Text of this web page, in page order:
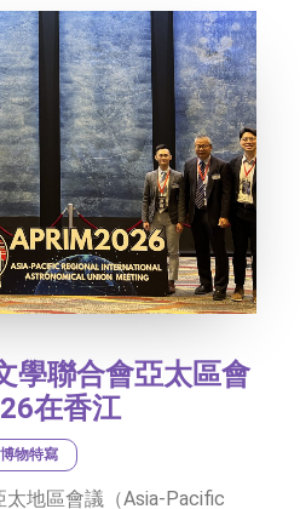
學聯合會亞太區會
在香江
博物特寫
地區會議（Asia-Pacific